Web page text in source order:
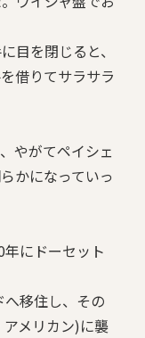
目を閉じると、
借りてサラサラ
やがてペイシェ
かになっていっ
にドーセット
移住し、その
メリカン)に襲